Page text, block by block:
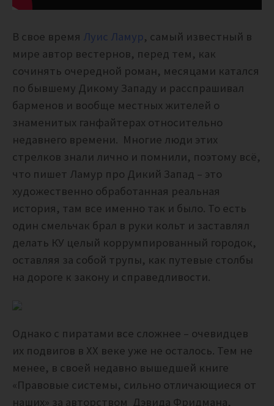
В свое время Луис Ламур, самый известный в
мире автор вестернов, перед тем, как
сочинять очередной роман, месяцами катался
по бывшему Дикому Западу и расспрашивал
барменов и вообще местных жителей о
знаменитых ганфайтерах относительно
недавнего времени. Многие люди этих
стрелков знали лично и помнили, поэтому всё,
что пишет Ламур про Дикий Запад – это
художественно обработанная реальная
история, там все именно так и было. То есть
один смельчак брал в руки кольт и заставлял
делать КУ целый коррумпированный городок,
оставляя за собой трупы, как путевые столбы
на дороге к закону и справедливости.
Однако с пиратами все сложнее – очевидцев
их подвигов в XX веке уже не осталось. Тем не
менее, в своей недавно вышедшей книге
«Правовые системы, сильно отличающиеся от
наших» за авторством Дэвида Фридмана,